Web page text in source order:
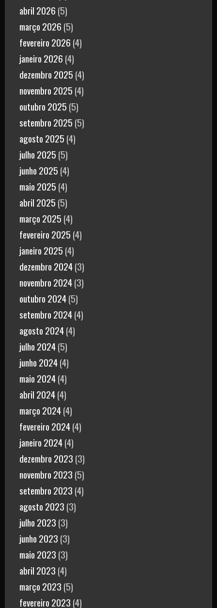
abril 2026 (5)
março 2026 (5)
fevereiro 2026 (4)
janeiro 2026 (4)
dezembro 2025 (4)
novembro 2025 (4)
outubro 2025 (5)
setembro 2025 (5)
agosto 2025 (4)
julho 2025 (5)
junho 2025 (4)
maio 2025 (4)
abril 2025 (5)
março 2025 (4)
fevereiro 2025 (4)
janeiro 2025 (4)
dezembro 2024(3)
novembro 2024(3)
outubro 2024(5)
setembro 2024(4)
agosto 2024(4)
julho 2024(5)
junho 2024(4)
maio 2024(4)
abril 2024(4)
março 2024(4)
fevereiro 2024(4)
janeiro 2024(4)
dezembro 2023 (3)
novembro 2023 (5)
setembro 2023 (4)
agosto 2023 (3)
julho 2023 (3)
junho 2023 (3)
maio 2023 (3)
abril 2023 (4)
março 2023 (5)
fevereiro 2023 (4)